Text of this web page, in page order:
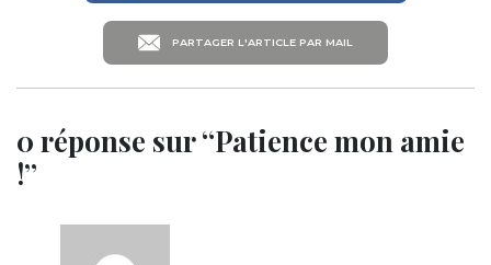
PARTAGER L'ARTICLE PAR MAIL
0 réponse sur “Patience mon amie
!”